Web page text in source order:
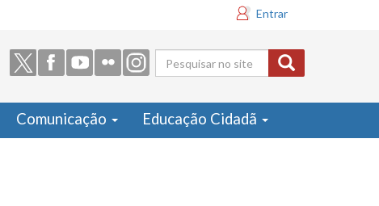
Entrar
Formulário
de busca
Comunicação Educação Cidadã